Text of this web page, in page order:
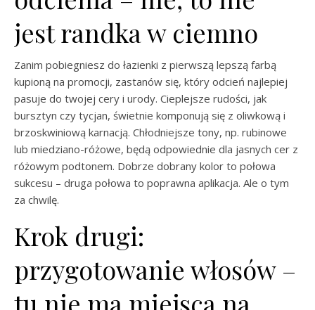
jest randka w ciemno
Zanim pobiegniesz do łazienki z pierwszą lepszą farbą
kupioną na promocji, zastanów się, który odcień najlepiej
pasuje do twojej cery i urody. Cieplejsze rudości, jak
bursztyn czy tycjan, świetnie komponują się z oliwkową i
brzoskwiniową karnacją. Chłodniejsze tony, np. rubinowe
lub miedziano-różowe, będą odpowiednie dla jasnych cer z
różowym podtonem. Dobrze dobrany kolor to połowa
sukcesu – druga połowa to poprawna aplikacja. Ale o tym
za chwilę.
Krok drugi:
przygotowanie włosów –
tu nie ma miejsca na